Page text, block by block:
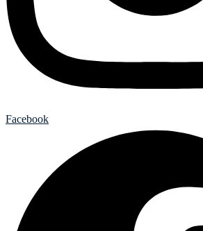
Facebook